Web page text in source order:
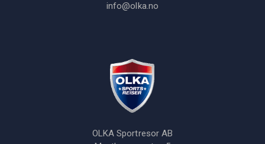
info@olka.no
OLKA Sportresor AB